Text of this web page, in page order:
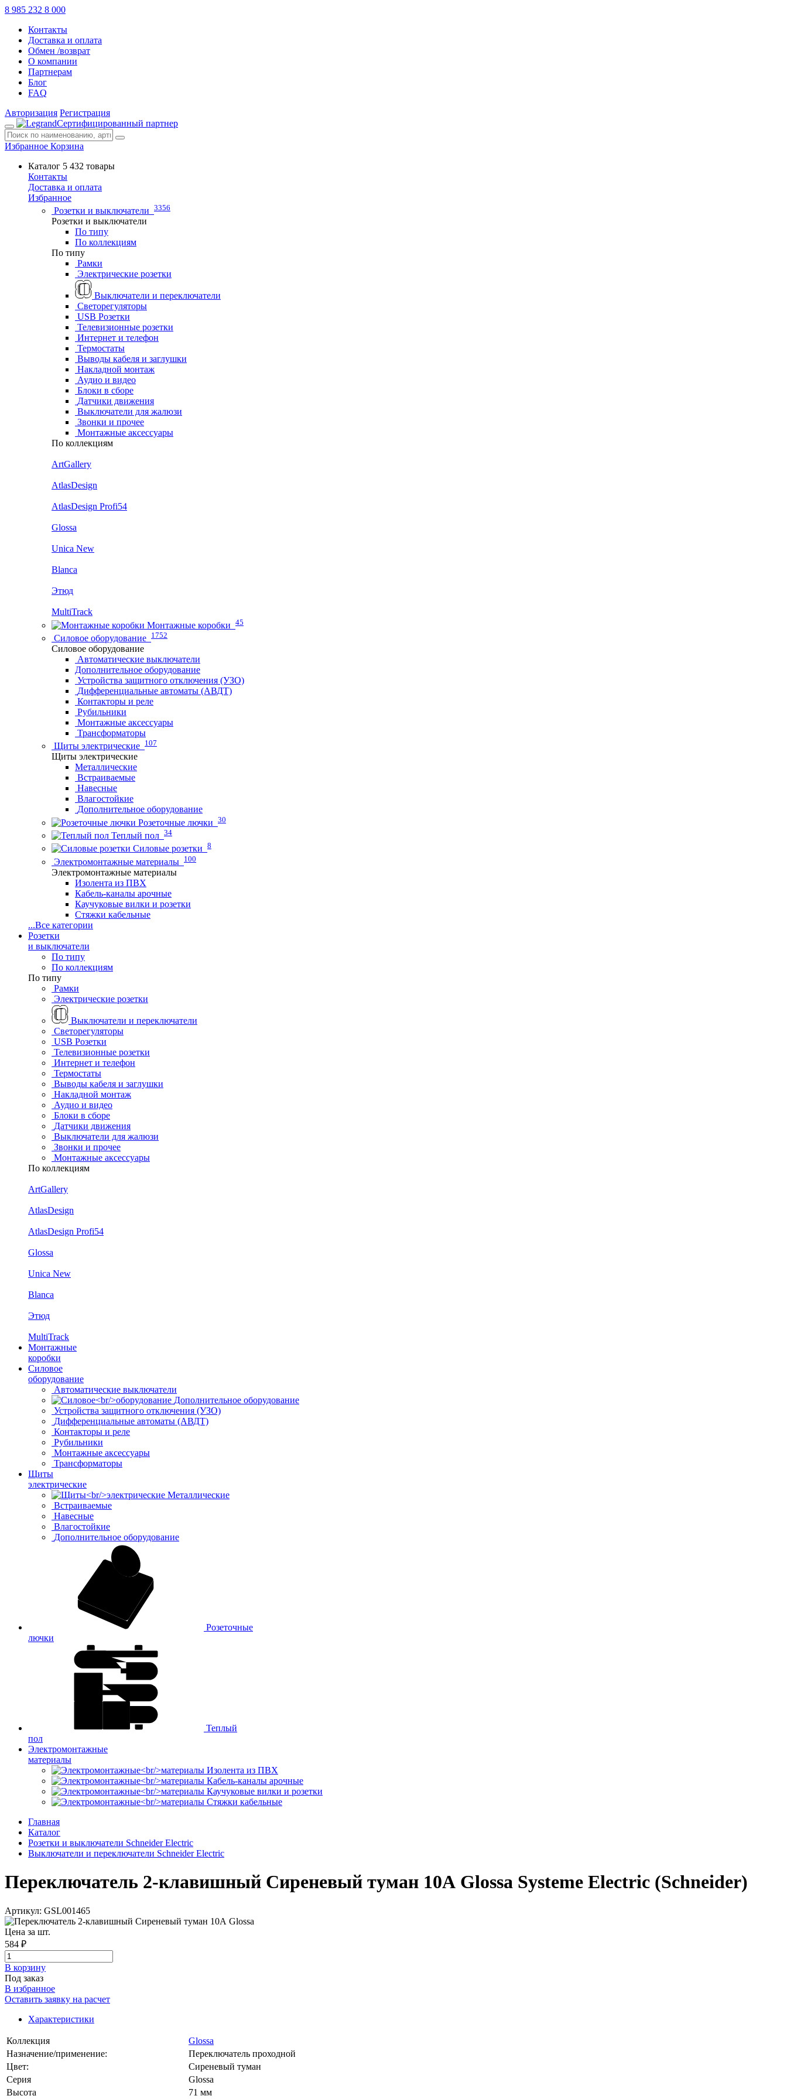
8 985 232 8 000
Контакты
Доставка и оплата
Обмен /возврат
О компании
Партнерам
Блог
FAQ
Авторизация Регистрация
Сертифицированный партнер
Избранное Корзина
Каталог 5 432 товары
Контакты
Доставка и оплата
Избранное
Розетки и выключатели 3356
Розетки и выключатели
По типу
По коллекциям
По типу
Рамки
Электрические розетки
Выключатели и переключатели
Светорегуляторы
USB Розетки
Телевизионные розетки
Интернет и телефон
Термостаты
Выводы кабеля и заглушки
Накладной монтаж
Аудио и видео
Блоки в сборе
Датчики движения
Выключатели для жалюзи
Звонки и прочее
Монтажные аксессуары
По коллекциям
ArtGallery
AtlasDesign
AtlasDesign Profi54
Glossa
Unica New
Blanca
Этюд
MultiTrack
Монтажные коробки 45
Силовое оборудование 1752
Силовое оборудование
Автоматические выключатели
Дополнительное оборудование
Устройства защитного отключения (УЗО)
Дифференциальные автоматы (АВДТ)
Контакторы и реле
Рубильники
Монтажные аксессуары
Трансформаторы
Щиты электрические 107
Щиты электрические
Металлические
Встраиваемые
Навесные
Влагостойкие
Дополнительное оборудование
Розеточные лючки 30
Теплый пол 34
Силовые розетки 8
Электромонтажные материалы 100
Электромонтажные материалы
Изолента из ПВХ
Кабель-каналы арочные
Каучуковые вилки и розетки
Стяжки кабельные
...Все категории
Розетки
и выключатели
По типу
По коллекциям
По типу
Рамки
Электрические розетки
Выключатели и переключатели
Светорегуляторы
USB Розетки
Телевизионные розетки
Интернет и телефон
Термостаты
Выводы кабеля и заглушки
Накладной монтаж
Аудио и видео
Блоки в сборе
Датчики движения
Выключатели для жалюзи
Звонки и прочее
Монтажные аксессуары
По коллекциям
ArtGallery
AtlasDesign
AtlasDesign Profi54
Glossa
Unica New
Blanca
Этюд
MultiTrack
Монтажные
коробки
Силовое
оборудование
Автоматические выключатели
Дополнительное оборудование
Устройства защитного отключения (УЗО)
Дифференциальные автоматы (АВДТ)
Контакторы и реле
Рубильники
Монтажные аксессуары
Трансформаторы
Щиты
электрические
Металлические
Встраиваемые
Навесные
Влагостойкие
Дополнительное оборудование
Розеточные
лючки
Теплый
пол
Электромонтажные
материалы
Изолента из ПВХ
Кабель-каналы арочные
Каучуковые вилки и розетки
Стяжки кабельные
Главная
Каталог
Розетки и выключатели Schneider Electric
Выключатели и переключатели Schneider Electric
Переключатель 2-клавишный Сиреневый туман 10А Glossa Systeme Electric (Schneider)
Артикул: GSL001465
Цена за шт.
584 ₽
В корзинy
Под заказ
В избранное
Оставить заявку на расчет
Характеристики
Коллекция
Glossa
Назначение/применение:
Переключатель проходной
Цвет:
Сиреневый туман
Серия
Glossa
Высота
71 мм